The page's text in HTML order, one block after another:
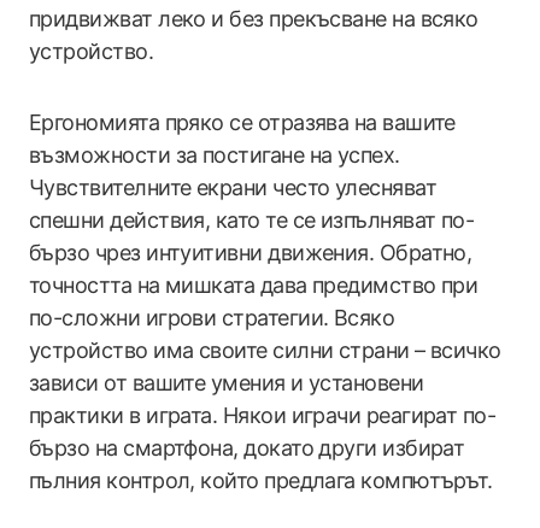
придвижват леко и без прекъсване на всяко
устройство.
Ергономията пряко се отразява на вашите
възможности за постигане на успех.
Чувствителните екрани често улесняват
спешни действия, като те се изпълняват по-
бързо чрез интуитивни движения. Обратно,
точността на мишката дава предимство при
по-сложни игрови стратегии. Всяко
устройство има своите силни страни – всичко
зависи от вашите умения и установени
практики в играта. Някои играчи реагират по-
бързо на смартфона, докато други избират
пълния контрол, който предлага компютърът.